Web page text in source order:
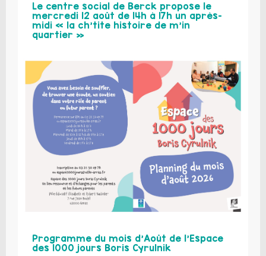
Le centre social de Berck propose le
mercredi 12 août de 14h à 17h un après-
midi « la ch’tite histoire de m’in
quartier »
Programme du mois d’Août de l’Espace
des 1000 jours Boris Cyrulnik